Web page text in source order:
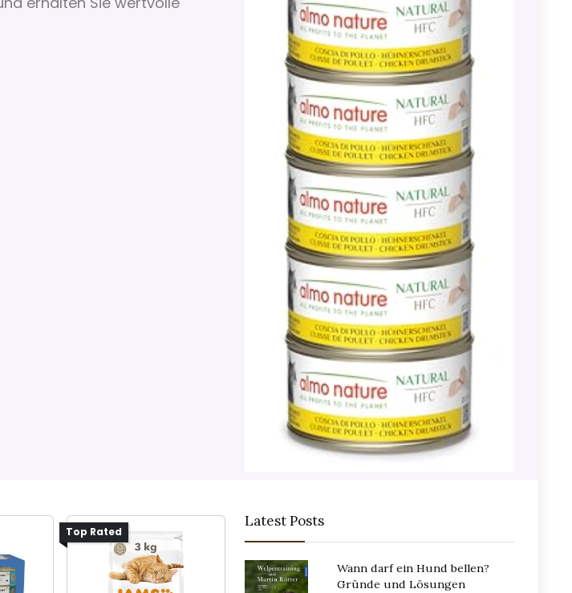
Top Rated
Latest Posts
Wann darf ein Hund bellen?
Gründe und Lösungen